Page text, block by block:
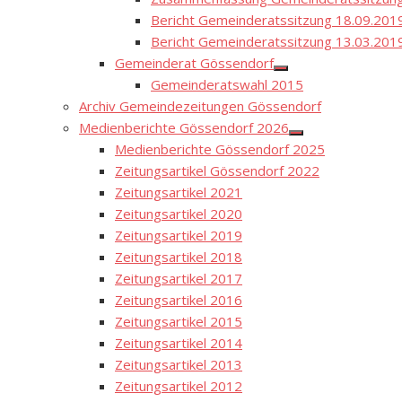
Bericht Gemeinderatssitzung
Bericht Gemeinderatssitzung
Gemeinderat Gössendorf
Show
sub
menu
Gemeinderatswahl 2015
Archiv Gemeindezeitungen Gössendorf
Medienberichte Gössendorf 2026
Show
sub
menu
Medienberichte Gössendorf 2025
Zeitungsartikel Gössendorf 2022
Zeitungsartikel 2021
Zeitungsartikel 2020
Zeitungsartikel 2019
Zeitungsartikel 2018
Zeitungsartikel 2017
Zeitungsartikel 2016
Zeitungsartikel 2015
Zeitungsartikel 2014
Zeitungsartikel 2013
Zeitungsartikel 2012